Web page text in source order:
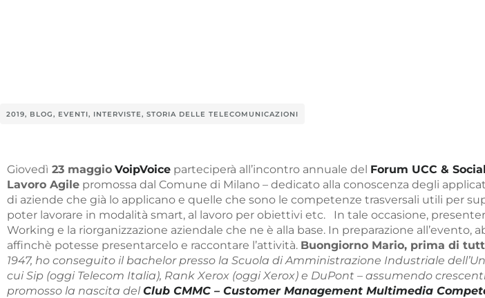
2019, BLOG, EVENTI, INTERVISTE, STORIA DELLE TELECOMUNICAZIONI
Giovedì 23 maggio VoipVoice parteciperà all’incontro annuale del Forum UCC &
Lavoro Agile promossa dal Comune di Milano – dedicato alla conoscenza degli
di aziende che già lo applicano e quelle che sono le competenze trasversali utili per
poter lavorare in modalità smart, al lavoro per obiettivi etc.
In tale occasione,
Working e la riorganizzazione aziendale che ne è alla base. In preparazione all’evento,
affinchè potesse presentarcelo e raccontare l’attività. Buongiorno Mario, prima di
1947, ho conseguito il bachelor presso la Scuola di Amministrazione Industriale
cui Sip (oggi Telecom Italia), Rank Xerox (oggi Xerox) e DuPont – assumendo
promosso la nascita del Club CMMC – Customer Management Multimedia